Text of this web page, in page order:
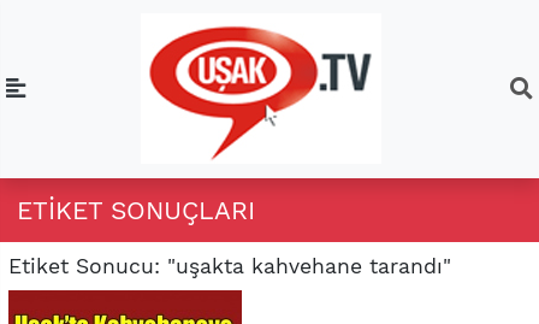
ETIKET SONUÇLARI
Etiket Sonucu: "uşakta kahvehane tarandı"